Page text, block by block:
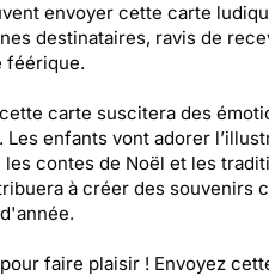
envoyer cette carte
destinataires, ravis de
féérique.
carte suscitera des
enfants vont adorer
les contes de Noël et les
à créer des souvenirs
faire plaisir ! Envoyez